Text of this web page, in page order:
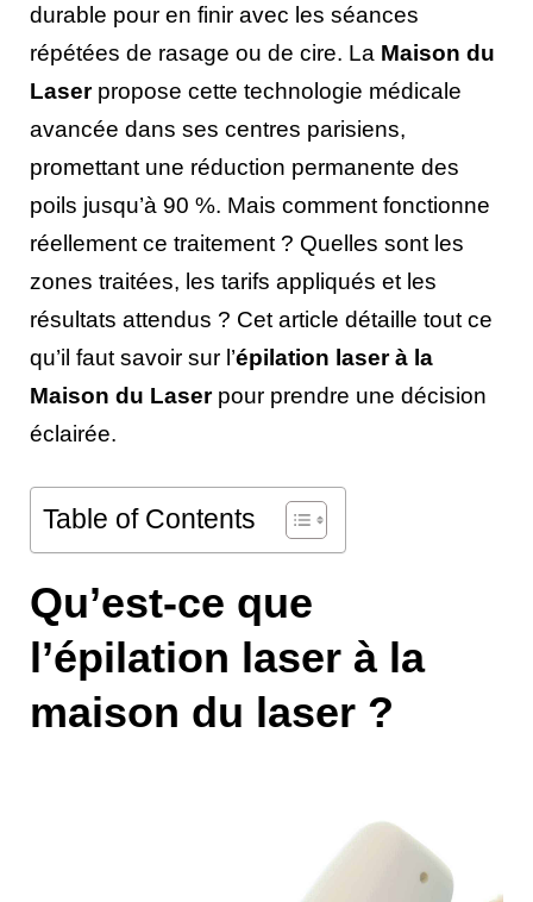
durable pour en finir avec les séances
répétées de rasage ou de cire. La Maison du
Laserpropose cette technologie médicale
avancée dans ses centres parisiens,
promettant une réduction permanente des
poils jusqu’à 90 %. Mais comment fonctionne
réellement ce traitement ? Quelles sont les
zones traitées, les tarifs appliqués et les
résultats attendus ? Cet article détaille tout ce
qu’il faut savoir sur l’épilation laser à la
Maison du Laserpour prendre une décision
éclairée.
Table of Contents
Qu’est-ce que
l’épilation laser à la
maison du laser ?